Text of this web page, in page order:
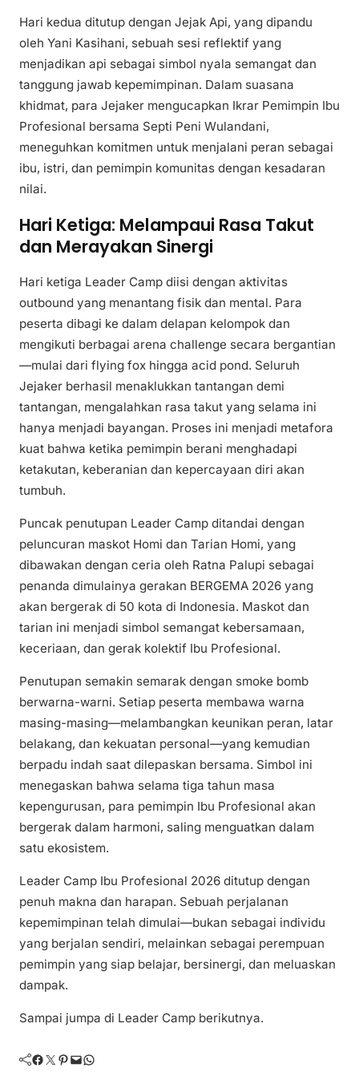
Hari kedua ditutup dengan Jejak Api, yang dipandu
oleh Yani Kasihani, sebuah sesi reflektif yang
menjadikan api sebagai simbol nyala semangat dan
tanggung jawab kepemimpinan. Dalam suasana
khidmat, para Jejaker mengucapkan Ikrar Pemimpin Ibu
Profesional bersama Septi Peni Wulandani,
meneguhkan komitmen untuk menjalani peran sebagai
ibu, istri, dan pemimpin komunitas dengan kesadaran
nilai.
Hari Ketiga: Melampaui Rasa Takut
dan Merayakan Sinergi
Hari ketiga Leader Camp diisi dengan aktivitas
outbound yang menantang fisik dan mental. Para
peserta dibagi ke dalam delapan kelompok dan
mengikuti berbagai arena challenge secara bergantian
—mulai dari flying fox hingga acid pond. Seluruh
Jejaker berhasil menaklukkan tantangan demi
tantangan, mengalahkan rasa takut yang selama ini
hanya menjadi bayangan. Proses ini menjadi metafora
kuat bahwa ketika pemimpin berani menghadapi
ketakutan, keberanian dan kepercayaan diri akan
tumbuh.
Puncak penutupan Leader Camp ditandai dengan
peluncuran maskot Homi dan Tarian Homi, yang
dibawakan dengan ceria oleh Ratna Palupi sebagai
penanda dimulainya gerakan BERGEMA 2026 yang
akan bergerak di 50 kota di Indonesia. Maskot dan
tarian ini menjadi simbol semangat kebersamaan,
keceriaan, dan gerak kolektif Ibu Profesional.
Penutupan semakin semarak dengan smoke bomb
berwarna-warni. Setiap peserta membawa warna
masing-masing—melambangkan keunikan peran, latar
belakang, dan kekuatan personal—yang kemudian
berpadu indah saat dilepaskan bersama. Simbol ini
menegaskan bahwa selama tiga tahun masa
kepengurusan, para pemimpin Ibu Profesional akan
bergerak dalam harmoni, saling menguatkan dalam
satu ekosistem.
Leader Camp Ibu Profesional 2026 ditutup dengan
penuh makna dan harapan. Sebuah perjalanan
kepemimpinan telah dimulai—bukan sebagai individu
yang berjalan sendiri, melainkan sebagai perempuan
pemimpin yang siap belajar, bersinergi, dan meluaskan
dampak.
Sampai jumpa di Leader Camp berikutnya.
Facebook Twitter Pinterest Mail WhatsApp